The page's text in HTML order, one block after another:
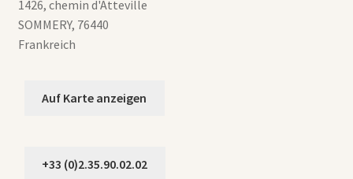
1426, chemin d'Atteville
SOMMERY, 76440
Frankreich
Auf Karte anzeigen
+33 (0)2.35.90.02.02